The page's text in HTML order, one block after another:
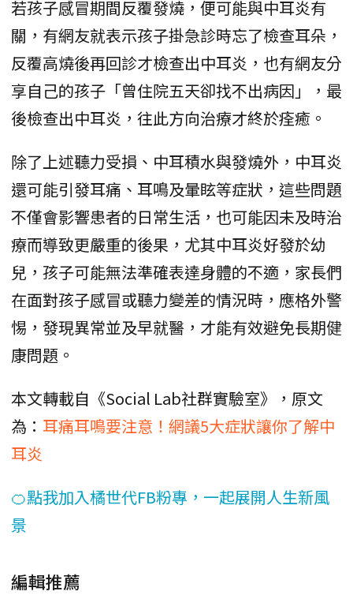
若孩子感冒期間反覆發燒，便可能與中耳炎有
關，有網友就表示孩子掛急診時忘了檢查耳朵，
反覆高燒後再回診才檢查出中耳炎，也有網友分
享自己的孩子「曾住院五天卻找不出病因」，最
後檢查出中耳炎，往此方向治療才終於痊癒。
除了上述聽力受損、中耳積水與發燒外，中耳炎
還可能引發耳痛、耳鳴及暈眩等症狀，這些問題
不僅會影響患者的日常生活，也可能因未及時治
療而導致更嚴重的後果，尤其中耳炎好發於幼
兒，孩子可能無法準確表達身體的不適，家長們
在面對孩子感冒或聽力變差的情況時，應格外警
惕，發現異常並及早就醫，才能有效避免長期健
康問題。
本文轉載自《Social Lab社群實驗室》，原文
為： 耳痛耳鳴要注意！網議5大症狀讓你了解中
耳炎
🍊點我加入橘世代FB粉專，一起展開人生新風
景
編輯推薦